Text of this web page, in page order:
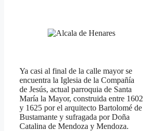
Ya casi al final de la calle mayor se
encuentra la Iglesia de la Compañía
de Jesús, actual parroquia de Santa
María la Mayor, construida entre 1602
y 1625 por el arquitecto Bartolomé de
Bustamante y sufragada por Doña
Catalina de Mendoza y Mendoza.